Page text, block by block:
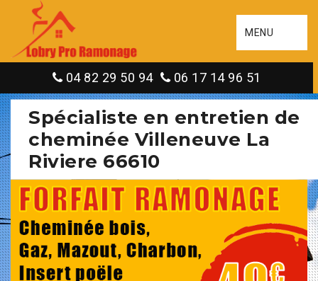
MENU
04 82 29 50 94 06 17 14 96 51
Spécialiste en entretien de
cheminée Villeneuve La
Riviere 66610